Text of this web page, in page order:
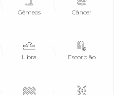
Gêmeos Câncer
Libra Escorpião